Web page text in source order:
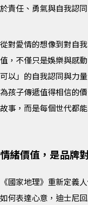
於責任、勇氣與自我認同
從對愛情的想像到對自
值，不僅只是娛樂與感
可以」的自我認同與力
為孩子傳遞值得相信的
故事，而是每個世代都
情緒價值，是品牌
《國家地理》重新定義
如何表達心意，迪士尼